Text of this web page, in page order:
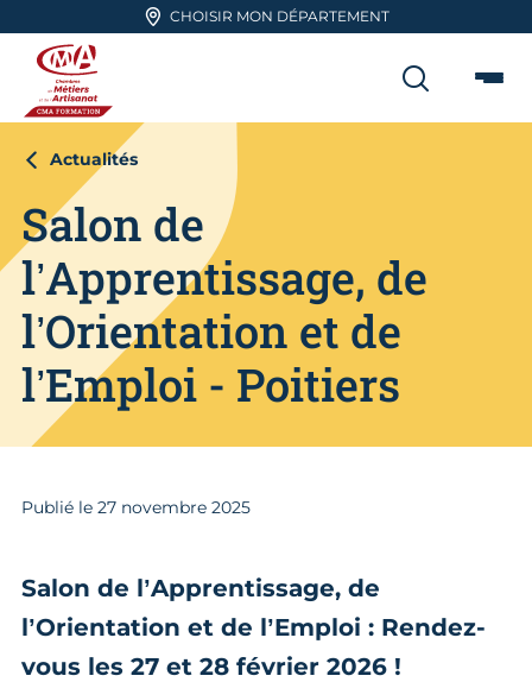
Aller en haut de pageCHOISIR MON DÉPARTEMENT
CMA FORMATION
Actualités
Salon de
l’Apprentissage, de
l’Orientation et de
l’Emploi - Poitiers
Publié le 27 novembre 2025
Salon de l’Apprentissage, de
l’Orientation et de l’Emploi : Rendez-
vous les 27 et 28 février 2026 !